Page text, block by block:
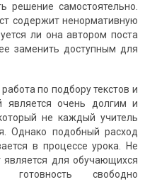
решение самостоятельно.
содержит ненормативную
ли она автором поста
заменить доступным для
по подбору текстов и
является очень долгим и
не каждый учитель
Однако подобный расход
в процессе урока. Не
является для обучающихся
свободно